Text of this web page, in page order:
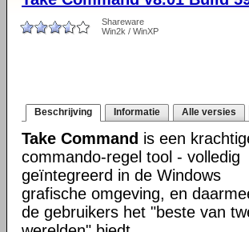
Shareware
Win2k / WinXP
Beschrijving Informatie Alle versies
Take Command is een
commando-regel tool - volledig
geïntegreerd in de Windows
grafische omgeving, en
de gebruikers het "beste van